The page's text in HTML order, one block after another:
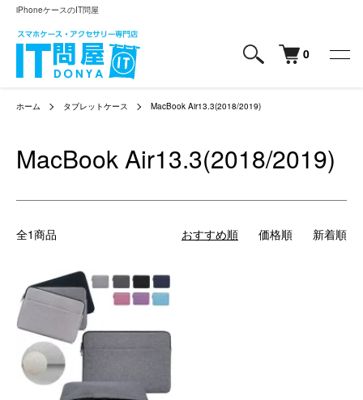
iPhoneケースのIT問屋
0
ホーム タブレットケース MacBook Air13.3(2018/2019)
MacBook Air13.3(2018/2019)
全1商品 おすすめ順 価格順 新着順